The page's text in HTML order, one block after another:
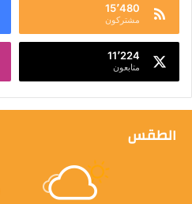
15٬480
مشتركون
11٬224
متابعون
الطقس